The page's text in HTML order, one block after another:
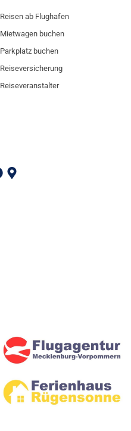
Reisen ab Flughafen
Mietwagen buchen
Parkplatz buchen
Reiseversicherung
Reiseveranstalter